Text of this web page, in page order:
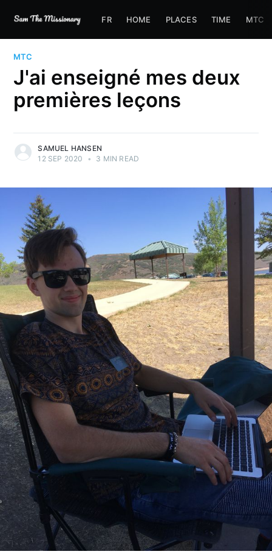
FR HOME PLACES TIME MTC
MTC
J'ai enseigné mes deux
premières leçons
SAMUEL HANSEN
12 SEP 2020
• 3 MIN READ